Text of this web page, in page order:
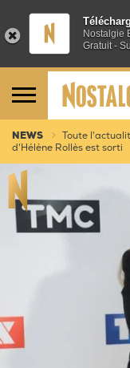
Nostalgie
Gratuit -
NEWS Toute
d'Hélène Rollès est sorti